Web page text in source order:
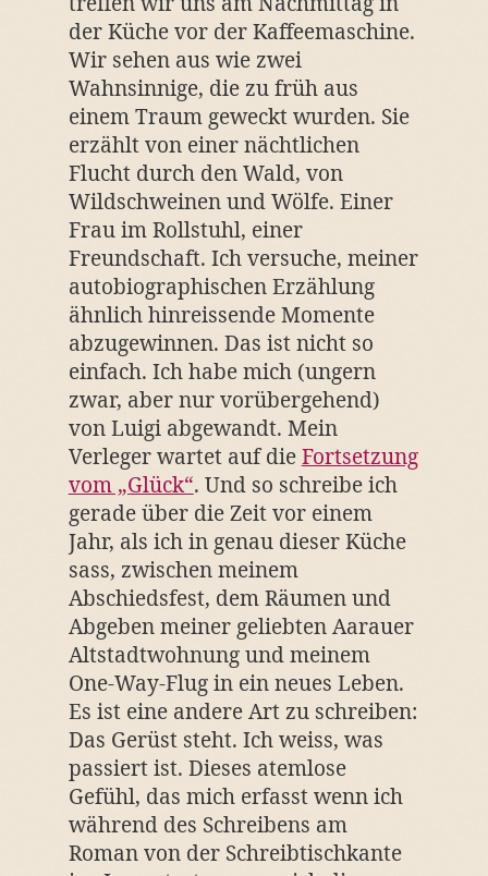
der Küche vor der Kaffeemaschine.
Wir sehen aus wie zwei
Wahnsinnige, die zu früh aus
einem Traum geweckt wurden. Sie
erzählt von einer nächtlichen
Flucht durch den Wald, von
Wildschweinen und Wölfe. Einer
Frau im Rollstuhl, einer
Freundschaft. Ich versuche, meiner
autobiographischen Erzählung
ähnlich hinreissende Momente
abzugewinnen. Das ist nicht so
einfach. Ich habe mich (ungern
zwar, aber nur vorübergehend)
von Luigi abgewandt. Mein
Verleger wartet auf dieFortsetzung
vom „Glück“. Und so schreibe ich
gerade über die Zeit vor einem
Jahr, als ich in genau dieser Küche
sass, zwischen meinem
Abschiedsfest, dem Räumen und
Abgeben meiner geliebten Aarauer
Altstadtwohnung und meinem
One-Way-Flug in ein neues Leben.
Es ist eine andere Art zu schreiben:
Das Gerüst steht. Ich weiss, was
passiert ist. Dieses atemlose
Gefühl, das mich erfasst wenn ich
während des Schreibens am
Roman von der Schreibtischkante